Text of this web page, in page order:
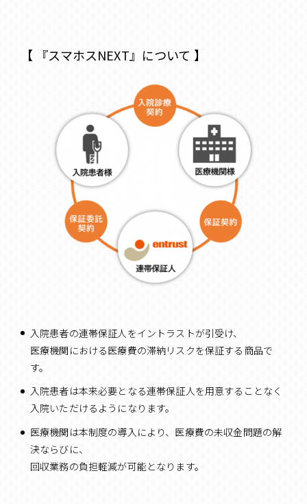
【 『スマホスNEXT』について 】
入院患者の連帯保証人をイントラストが引受け、
医療機関における医療費の滞納リスクを保証する商品で
す。
入院患者は本来必要となる連帯保証人を用意することなく
入院いただけるようになります。
医療機関は本制度の導入により、医療費の未収金問題の解
決ならびに、
回収業務の負担軽減が可能となります。